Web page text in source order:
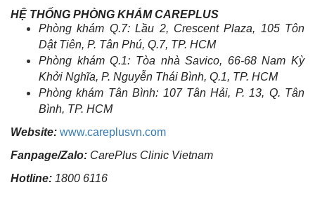
HỆ THỐNG PHÒNG KHÁM CAREPLUS
Phòng khám Q.7: Lầu 2, Crescent Plaza, 105 Tôn
Dật Tiên, P. Tân Phú, Q.7, TP. HCM
Phòng khámQ.1: Tòa nhà Savico, 66-68 Nam Kỳ
Khởi Nghĩa, P. Nguyễn Thái Bình, Q.1, TP. HCM
Phòng khám Tân Bình: 107 Tân Hải, P. 13, Q. Tân
Bình, TP. HCM
Website: www.careplusvn.com
Fanpage/Zalo: CarePlus Clinic Vietnam
Hotline: 1800 6116